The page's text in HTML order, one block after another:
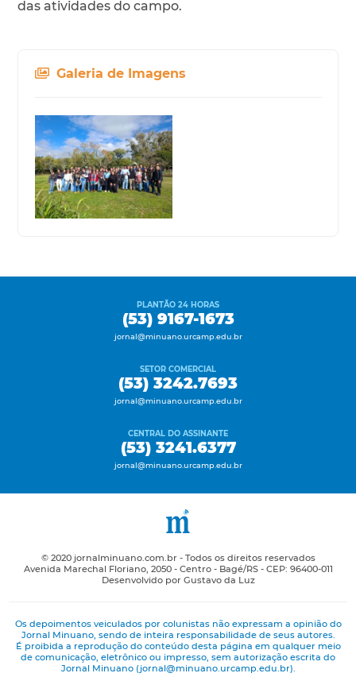
das atividades do campo.
Galeria de Imagens
PLANTÃO 24 HORAS
(53) 9167-1673
jornal@minuano.urcamp.edu.br
SETOR COMERCIAL
(53) 3242.7693
jornal@minuano.urcamp.edu.br
CENTRAL DO ASSINANTE
(53) 3241.6377
jornal@minuano.urcamp.edu.br
© 2020 jornalminuano.com.br - Todos os direitos reservados
Avenida Marechal Floriano, 2050 - Centro - Bagé/RS - CEP: 96400-011
Desenvolvido por Gustavo da Luz
Os depoimentos veiculados por colunistas não expressam a opinião do
Jornal Minuano, sendo de inteira responsabilidade de seus autores.
É proibida a reprodução do conteúdo desta página em qualquer meio
de comunicação, eletrônico ou impresso, sem autorização escrita do
Jornal Minuano (jornal@minuano.urcamp.edu.br).